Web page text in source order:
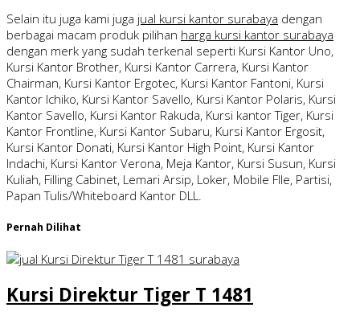
Selain itu juga kami juga jual kursi kantor surabaya dengan
berbagai macam produk pilihan harga kursi kantor surabaya
dengan merk yang sudah terkenal seperti Kursi Kantor Uno,
Kursi Kantor Brother, Kursi Kantor Carrera, Kursi Kantor
Chairman, Kursi Kantor Ergotec, Kursi Kantor Fantoni, Kursi
Kantor Ichiko, Kursi Kantor Savello, Kursi Kantor Polaris, Kursi
Kantor Savello, Kursi Kantor Rakuda, Kursi kantor Tiger, Kursi
Kantor Frontline, Kursi Kantor Subaru, Kursi Kantor Ergosit,
Kursi Kantor Donati, Kursi Kantor High Point, Kursi Kantor
Indachi, Kursi Kantor Verona, Meja Kantor, Kursi Susun, Kursi
Kuliah, Filling Cabinet, Lemari Arsip, Loker, Mobile FIle, Partisi,
Papan Tulis/Whiteboard Kantor DLL.
Pernah Dilihat
Kursi Direktur Tiger T 1481